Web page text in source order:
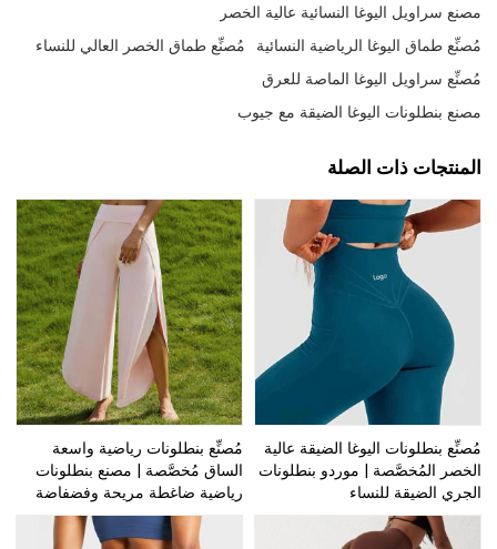
مصنع سراويل اليوغا النسائية عالية الخصر
مُصنِّع طماق اليوغا الرياضية النسائية مُصنِّع طماق الخصر العالي للنساء
مُصنِّع سراويل اليوغا الماصة للعرق
مصنع بنطلونات اليوغا الضيقة مع جيوب
المنتجات ذات الصلة
مُصنِّع بنطلونات اليوغا الضيقة عالية
الخصر المُخصَّصة | موردو بنطلونات
الجري الضيقة للنساء
مُصنِّع بنطلونات رياضية واسعة
الساق مُخصَّصة | مصنع بنطلونات
رياضية ضاغطة مريحة وفضفاضة